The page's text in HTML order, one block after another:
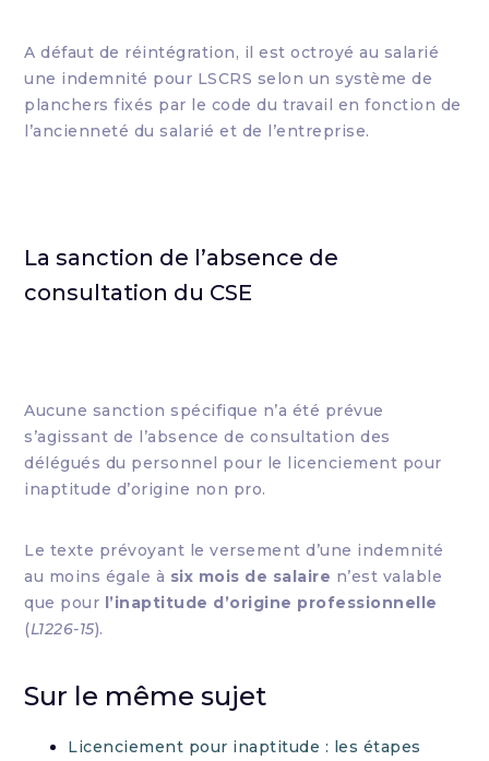
A défaut de réintégration, il est octroyé au salarié
une indemnité pour LSCRS selon un système de
planchers fixés par le code du travail en fonction de
l’ancienneté du salarié et de l’entreprise.
La sanction de l’absence de
consultation du CSE
Aucune sanction spécifique n’a été prévue
s’agissant de l’absence de consultation des
délégués du personnel pour le licenciement pour
inaptitude d’origine non pro.
Le texte prévoyant le versement d’une indemnité
au moins égale à six mois de salaire n’est valable
que pour l’inaptitude d’origine professionnelle
(L1226-15).
Sur le même sujet
Licenciement pour inaptitude : les étapes